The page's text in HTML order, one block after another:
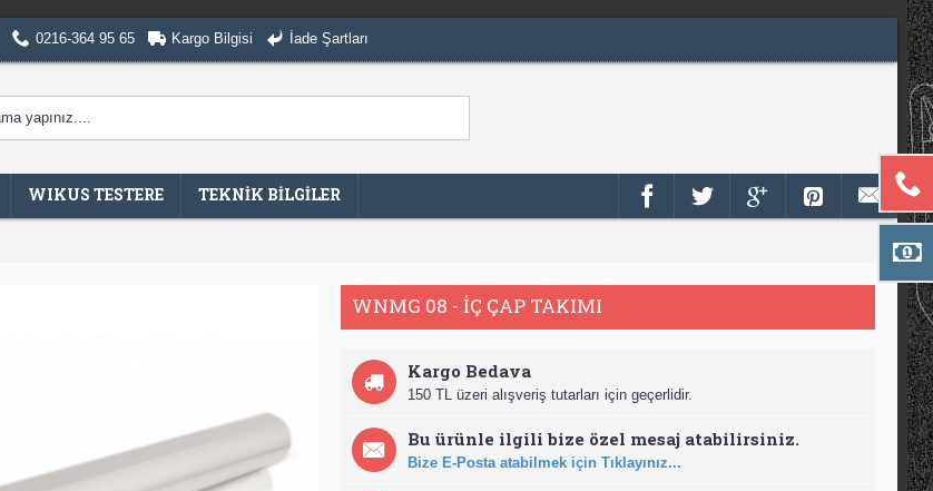
0216-364 95 65 Kargo Bilgisi İade Şartları
WIKUS TESTERE TEKNİK BİLGİLER
WNMG 08 - İÇ ÇAP TAKIMI
Kargo Bedava
150 TL üzeri alışveriş tutarları için geçerlidir.
Bu ürünle ilgili bize özel mesaj atabilirsiniz.
Bize E-Posta atabilmek için Tıklayınız...